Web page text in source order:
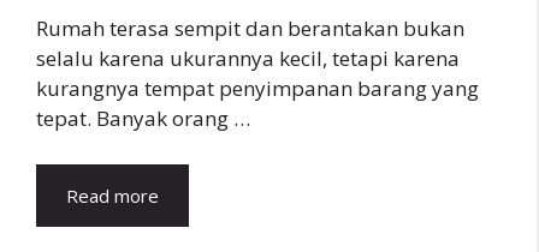
Rumah terasa sempit dan berantakan bukan
selalu karena ukurannya kecil, tetapi karena
kurangnya tempat penyimpanan barang yang
tepat. Banyak orang …
Read more